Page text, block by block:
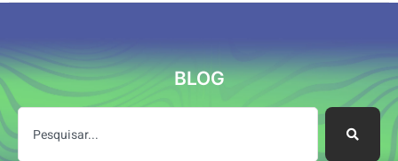
BLOG